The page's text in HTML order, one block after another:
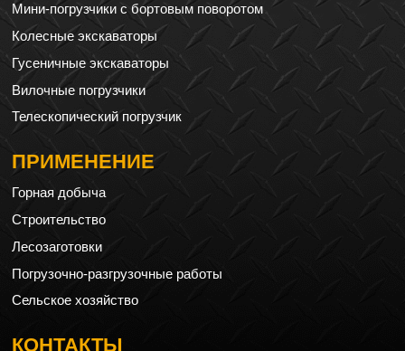
Мини-погрузчики с бортовым поворотом
Колесные экскаваторы
Гусеничные экскаваторы
Вилочные погрузчики
Телескопический погрузчик
ПРИМЕНЕНИЕ
Горная добыча
Строительство
Лесозаготовки
Погрузочно-разгрузочные работы
Сельское хозяйство
КОНТАКТЫ